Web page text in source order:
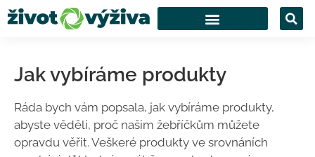
Jak vybíráme produkty
Ráda bych vám popsala, jak vybíráme produkty,
abyste věděli, proč našim žebříčkům můžete
opravdu věřit. Veškeré produkty ve srovnáních